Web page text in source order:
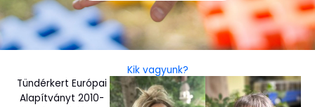
Kik vagyunk?
Tündérkert Európai
Alapítványt 2010-